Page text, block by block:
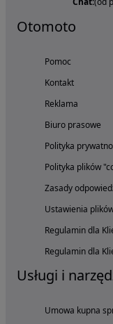
Otomoto
Pomoc
Kontakt
Reklama
Biuro prasowe
Polityka
Polityka plików
Zasady
Ustawienia
Regulamin dla
Regulamin dla
Usługi i
Umowa kupna